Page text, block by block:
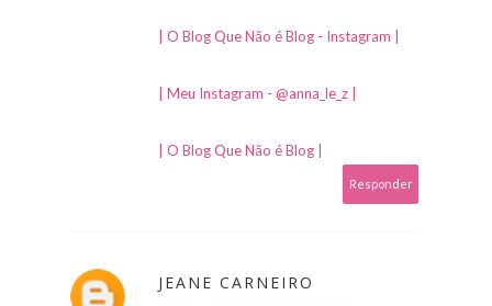
| O Blog Que Não é Blog - Instagram |
| Meu Instagram - @anna_le_z |
| O Blog Que Não é Blog |
Responder
JEANE CARNEIRO